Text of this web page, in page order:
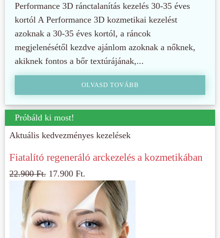
Performance 3D ránctalanítás kezelés 30-35 éves
kortól A Performance 3D kozmetikai kezelést
azoknak a 30-35 éves kortól, a ráncok
megjelenésétől kezdve ajánlom azoknak a nőknek,
akiknek fontos a bőr textúrájának,...
OLVASD TOVÁBB
Próbáld ki most!
Aktuális kedvezményes kezelések
Fiatalító regeneráló arckezelés a kozmetikában
22.900Ft. 17.900Ft.